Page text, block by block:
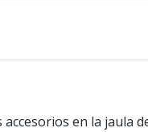
en la jaula